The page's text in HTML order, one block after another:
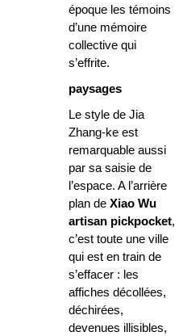
époque les témoins
d’une mémoire
collective qui
s’effrite.
paysages
Le style de Jia
Zhang-ke est
remarquable aussi
par sa saisie de
l’espace. A l’arrière
plan de Xiao Wu
artisan pickpocket,
c’est toute une ville
qui est en train de
s’effacer : les
affiches décollées,
déchirées,
devenues illisibles,